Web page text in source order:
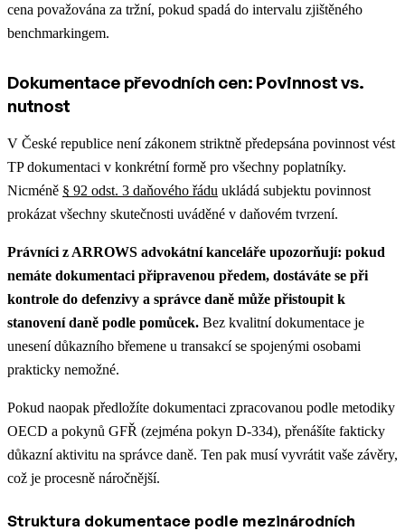
cena považována za tržní, pokud spadá do intervalu zjištěného
benchmarkingem.
Dokumentace převodních cen: Povinnost vs.
nutnost
V České republice není zákonem striktně předepsána povinnost vést
TP dokumentaci v konkrétní formě pro všechny poplatníky.
Nicméně § 92 odst. 3 daňového řádu ukládá subjektu povinnost
prokázat všechny skutečnosti uváděné v daňovém tvrzení.
Právníci z ARROWS advokátní kanceláře upozorňují: pokud
nemáte dokumentaci připravenou předem, dostáváte se při
kontrole do defenzivy a správce daně může přistoupit k
stanovení daně podle pomůcek. Bez kvalitní dokumentace je
unesení důkazního břemene u transakcí se spojenými osobami
prakticky nemožné.
Pokud naopak předložíte dokumentaci zpracovanou podle metodiky
OECD a pokynů GFŘ (zejména pokyn D-334), přenášíte fakticky
důkazní aktivitu na správce daně. Ten pak musí vyvrátit vaše závěry,
což je procesně náročnější.
Struktura dokumentace podle mezinárodních